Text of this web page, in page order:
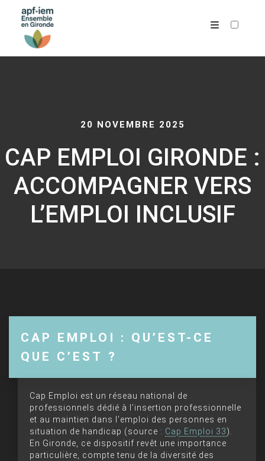
20 NOVEMBRE 2025
CAP EMPLOI GIRONDE :
ACCOMPAGNER VERS
L’EMPLOI INCLUSIF
CAP EMPLOI : QU’EST-CE
QUE C’EST ?
Cap Emploi est un réseau national de
professionnels dédié à l’insertion professionnelle
et au maintien dans l’emploi des personnes en
situation de handicap (source : Cap Emploi 33).
En Gironde, ce dispositif revêt une importance
particulière, compte tenu de la diversité des